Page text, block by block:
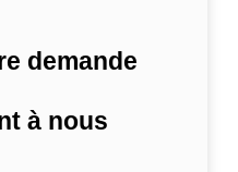
demande
à nous